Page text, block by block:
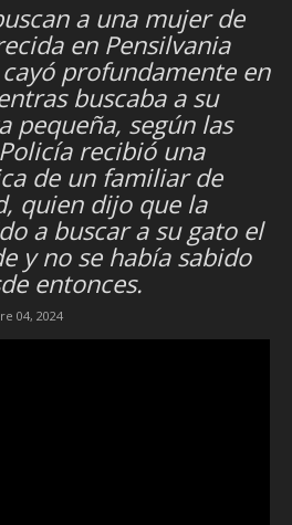
a una mujer de
en Pensilvania
profundamente en
buscaba a su
pequeña, según las
recibió una
de un familiar de
quien dijo que la
a buscar a su gato el
y no se había sabido
entonces.
04, 2024